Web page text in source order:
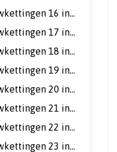
Sneeuwkettingen 16 inch
Sneeuwkettingen 17 inch
Sneeuwkettingen 18 inch
Sneeuwkettingen 19 inch
Sneeuwkettingen 20 inch
Sneeuwkettingen 21 inch
Sneeuwkettingen 22 inch
Sneeuwkettingen 23 inch